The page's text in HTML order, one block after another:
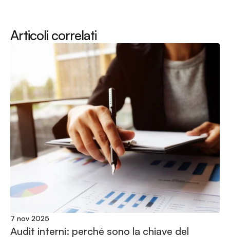
Articoli correlati
7 nov 2025
Audit interni: perché sono la chiave del